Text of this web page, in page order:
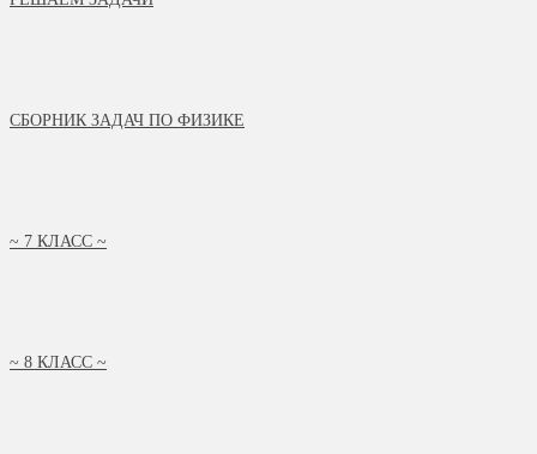
СБОРНИК ЗАДАЧ ПО ФИЗИКЕ
~ 7 КЛАСС ~
~ 8 КЛАСС ~